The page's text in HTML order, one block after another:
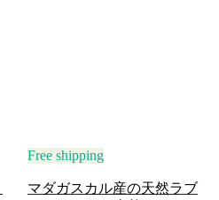
Free shipping
マダガスカル産の天然ラブ